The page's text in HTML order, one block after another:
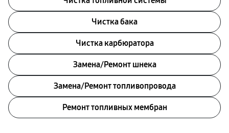
Чистка бака
Чистка карбюратора
Замена/Pемонт шнека
Замена/Pемонт топливопровода
Ремонт топливных мембран